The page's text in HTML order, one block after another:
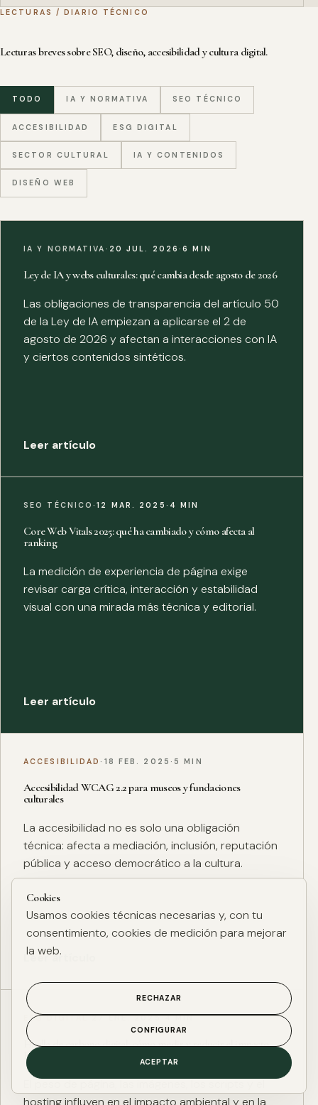
LECTURAS / DIARIO TÉCNICO
Lecturas breves sobre SEO, diseño, accesibilidad y cultura digital.
TODO IA Y NORMATIVA SEO TÉCNICO
ACCESIBILIDAD ESG DIGITAL
SECTOR CULTURAL IA Y CONTENIDOS
DISEÑO WEB
IA Y NORMATIVA · 20 JUL. 2026·6 MIN
Ley de IA y webs culturales: qué cambia desde agosto de 2026
Las obligaciones de transparencia del artículo 50
de la Ley de IA empiezan a aplicarse el 2 de
agosto de 2026 y afectan a interacciones con IA
y ciertos contenidos sintéticos.
Leer artículo
SEO TÉCNICO·12 MAR. 2025 · 4 MIN
Core Web Vitals 2025: qué ha cambiado y cómo afecta al
ranking
La medición de experiencia de página exige
revisar carga crítica, interacción y estabilidad
visual con una mirada más técnica y editorial.
Leer artículo
ACCESIBILIDAD · 18 FEB. 2025 · 5 MIN
Accesibilidad WCAG 2.2 para museos y fundaciones
culturales
La accesibilidad no es solo una obligación
técnica: afecta a mediación, inclusión, reputación
pública y acceso democrático a la cultura.
Leer artículo
ESG DIGITAL·27 ENE. 2025·4 MIN
Huella de carbono digital: cómo medir y reducir el impacto
ESG de una web
El peso de página, las imágenes, los scripts y el
hosting influyen en el impacto ambiental y en la
Cookies
Usamos cookies técnicas necesarias y, con tu
consentimiento, cookies de medición para mejorar
la web.
RECHAZAR
CONFIGURAR
ACEPTAR